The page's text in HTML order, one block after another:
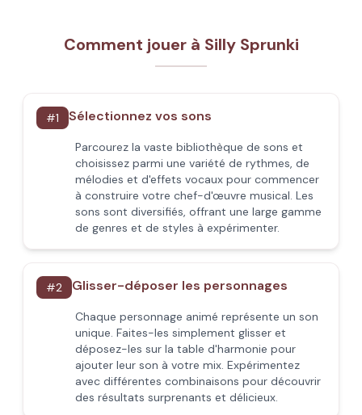
Comment jouer à Silly Sprunki
#1 Sélectionnez vos sons
Parcourez la vaste bibliothèque de sons et
choisissez parmi une variété de rythmes, de
mélodies et d'effets vocaux pour commencer
à construire votre chef-d'œuvre musical. Les
sons sont diversifiés, offrant une large gamme
de genres et de styles à expérimenter.
#2 Glisser-déposer les personnages
Chaque personnage animé représente un son
unique. Faites-les simplement glisser et
déposez-les sur la table d'harmonie pour
ajouter leur son à votre mix. Expérimentez
avec différentes combinaisons pour découvrir
des résultats surprenants et délicieux.